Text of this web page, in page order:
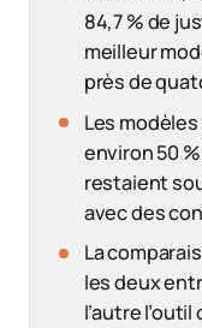
84,7 % de
meilleur
près de
Les
environ 50
restaient
avec des
La
les deux
l’autre